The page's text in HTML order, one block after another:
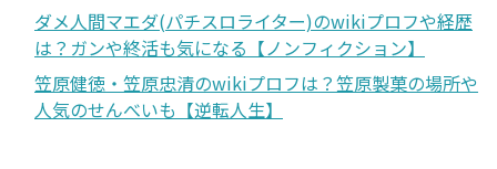
ダメ人間マエダ(パチスロライター)のwikiプロフや経歴
は？ガンや終活も気になる【ノンフィクション】
笠原健徳・笠原忠清のwikiプロフは？笠原製菓の場所や
人気のせんべいも【逆転人生】